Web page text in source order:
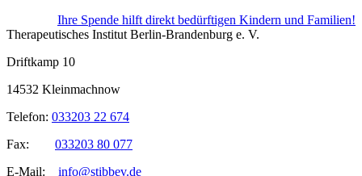
Ihre Spende hilft direkt bedürftigen Kindern und Familien!
Therapeutisches Institut Berlin-Brandenburg e. V.
Driftkamp 10
14532 Kleinmachnow
Telefon: 033203 22 674
Fax: 033203 80 077
E-Mail: info@stibbev.de